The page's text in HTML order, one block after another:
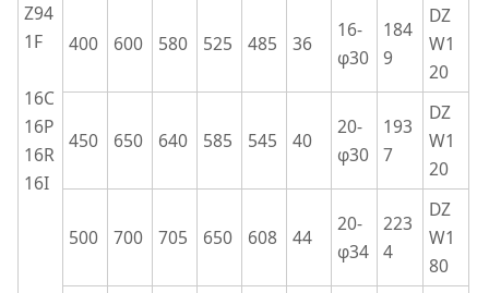
Z94
1F
16C
16P
16R
16I
400 600 580 525 485 36
16-
φ30
184
9
DZ
W1
20
450 650 640 585 545 40
20-
φ30
193
7
DZ
W1
20
500 700 705 650 608 44
20-
φ34
223
4
DZ
W1
80